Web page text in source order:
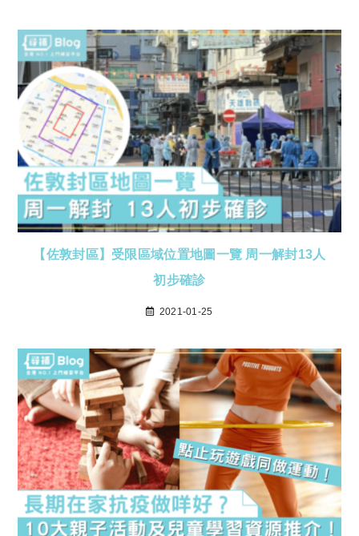
【佐敦封區】受限區域位置地圖一覽 周一解封13人
初步確診
2021-01-25